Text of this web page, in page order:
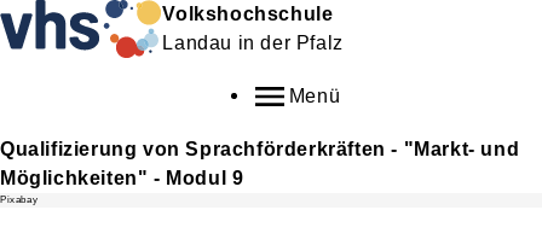
Volkshochschule
Landau in der Pfalz
Menü
Qualifizierung von Sprachförderkräften - "Markt- und
Möglichkeiten" - Modul 9
Pixabay